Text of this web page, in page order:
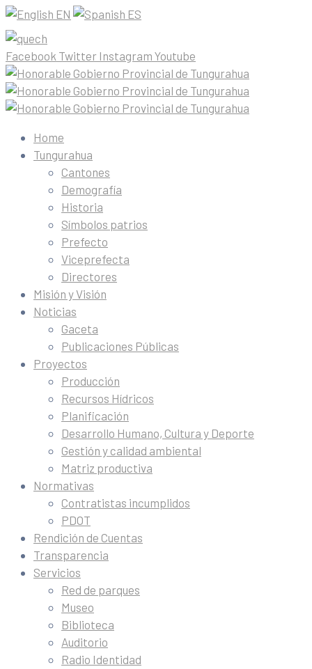
EN ES
Facebook Twitter Instagram Youtube
Home
Tungurahua
Cantones
Demografía
Historia
Símbolos patrios
Prefecto
Viceprefecta
Directores
Misión y Visión
Noticias
Gaceta
Publicaciones Públicas
Proyectos
Producción
Recursos Hídricos
Planificación
Desarrollo Humano, Cultura y Deporte
Gestión y calidad ambiental
Matriz productiva
Normativas
Contratistas incumplidos
PDOT
Rendición de Cuentas
Transparencia
Servicios
Red de parques
Museo
Biblioteca
Auditorio
Radio Identidad